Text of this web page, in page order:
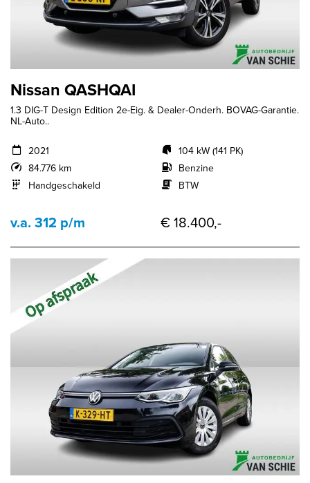
Nissan QASHQAI
1.3 DIG-T Design Edition 2e-Eig. & Dealer-Onderh. BOVAG-Garantie.
NL-Auto..
2021
84.776 km
Handgeschakeld
104 kW (141 PK)
Benzine
BTW
v.a. 312 p/m € 18.400,-